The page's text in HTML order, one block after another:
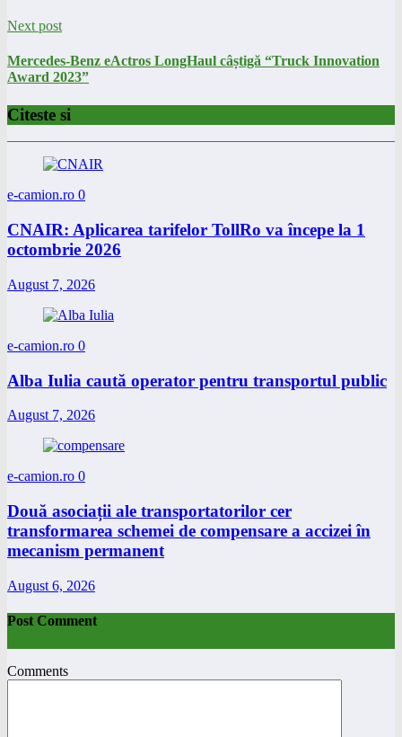
Next post
Mercedes-Benz eActros LongHaul câștigă “Truck Innovation
Award 2023”
Citeste si
e-camion.ro 0
CNAIR: Aplicarea tarifelor TollRo va începe la 1
octombrie 2026
August 7, 2026
e-camion.ro 0
Alba Iulia caută operator pentru transportul public
August 7, 2026
e-camion.ro 0
Două asociații ale transportatorilor cer
transformarea schemei de compensare a accizei în
mecanism permanent
August 6, 2026
Post Comment
Comments